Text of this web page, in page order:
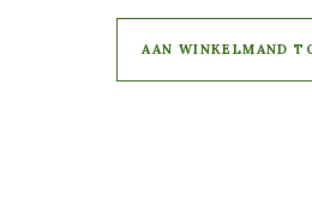
AAN WINKELMAND